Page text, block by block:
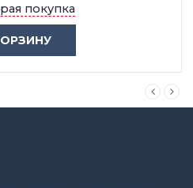
покупка